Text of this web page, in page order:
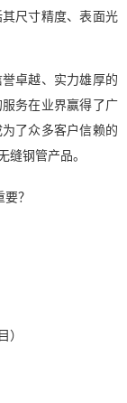
尺寸精度、表面光
卓越、实力雄厚的
务在业界赢得了广
了众多客户信赖的
钢管产品。
？